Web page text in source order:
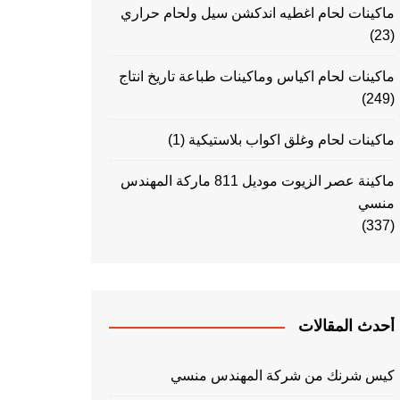
ماكينات لحام اغطيه اندكشن سيل ولحام حراري
(23)
ماكينات لحام اكياس وماكينات طباعة تاريخ انتاج
(249)
ماكينات لحام وغلق اكواب بلاستيكية (1)
ماكينة عصر الزيوت موديل 811 ماركة المهندس
منسي
(337)
أحدث المقالات
كيس شرنك من شركة المهندس منسي